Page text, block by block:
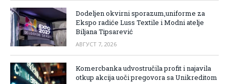
Dodeljen okvirni sporazum,uniforme za
Ekspo radiće Luss Textile i Modni atelje
Biljana Tipsarević
АВГУСТ 7, 2026
Komercbanka udvostručila profit i najavila
otkup akcija uoči pregovora sa Unikreditom